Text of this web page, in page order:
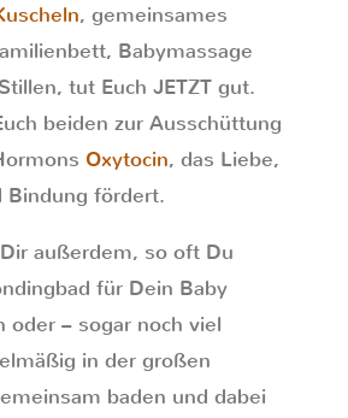
, gemeinsames
Babymassage
tut Euch JETZT gut.
beiden zur Ausschüttung
Oxytocin, das Liebe,
Bindung fördert.
außerdem, so oft Du
für Dein Baby
oder – sogar noch viel
in der großen
baden und dabei